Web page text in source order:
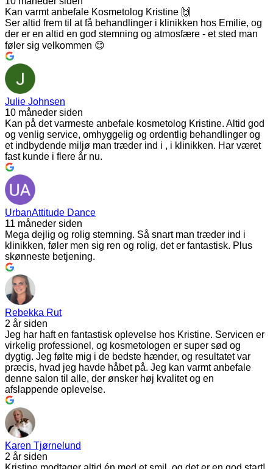
Kan varmt anbefale Kosmetolog Kristine 🙌
Ser altid frem til at få behandlinger i klinikken hos Emilie, og
der er en altid en god stemning og atmosfære - et sted man
føler sig velkommen 😊
Julie Johnsen
10 måneder siden
Kan på det varmeste anbefale kosmetolog Kristine. Altid god
og venlig service, omhyggelig og ordentlig behandlinger og
et indbydende miljø man træder ind i , i klinikken. Har været
fast kunde i flere år nu.
UrbanAttitude Dance
11 måneder siden
Mega dejlig og rolig stemning. Så snart man træder ind i
klinikken, føler men sig ren og rolig, det er fantastisk. Plus
skønneste betjening.
Rebekka Rut
2 år siden
Jeg har haft en fantastisk oplevelse hos Kristine. Servicen er
virkelig professionel, og kosmetologen er super sød og
dygtig. Jeg følte mig i de bedste hænder, og resultatet var
præcis, hvad jeg havde håbet på. Jeg kan varmt anbefale
denne salon til alle, der ønsker høj kvalitet og en
afslappende oplevelse.
Karen Tjørnelund
2 år siden